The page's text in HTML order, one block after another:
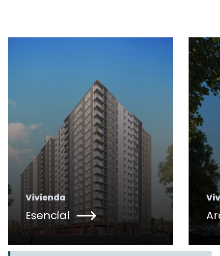
Vivienda
Esencial